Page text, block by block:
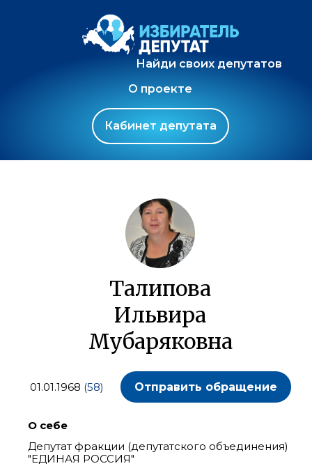
Найди своих депутатов
О проекте
Кабинет депутата
Талипова
Ильвира
Мубаряковна
01.01.1968 (58) Отправить обращение
О себе
Депутат фракции (депутатского объединения)
"ЕДИНАЯ РОССИЯ"